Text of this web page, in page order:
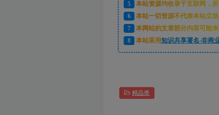
5
本站资源均收录于互联网，
6
本站一切资源不代表本站立
7
本网站的文章部分内容可能
8
本站采用知识共享署名-非商
精品类